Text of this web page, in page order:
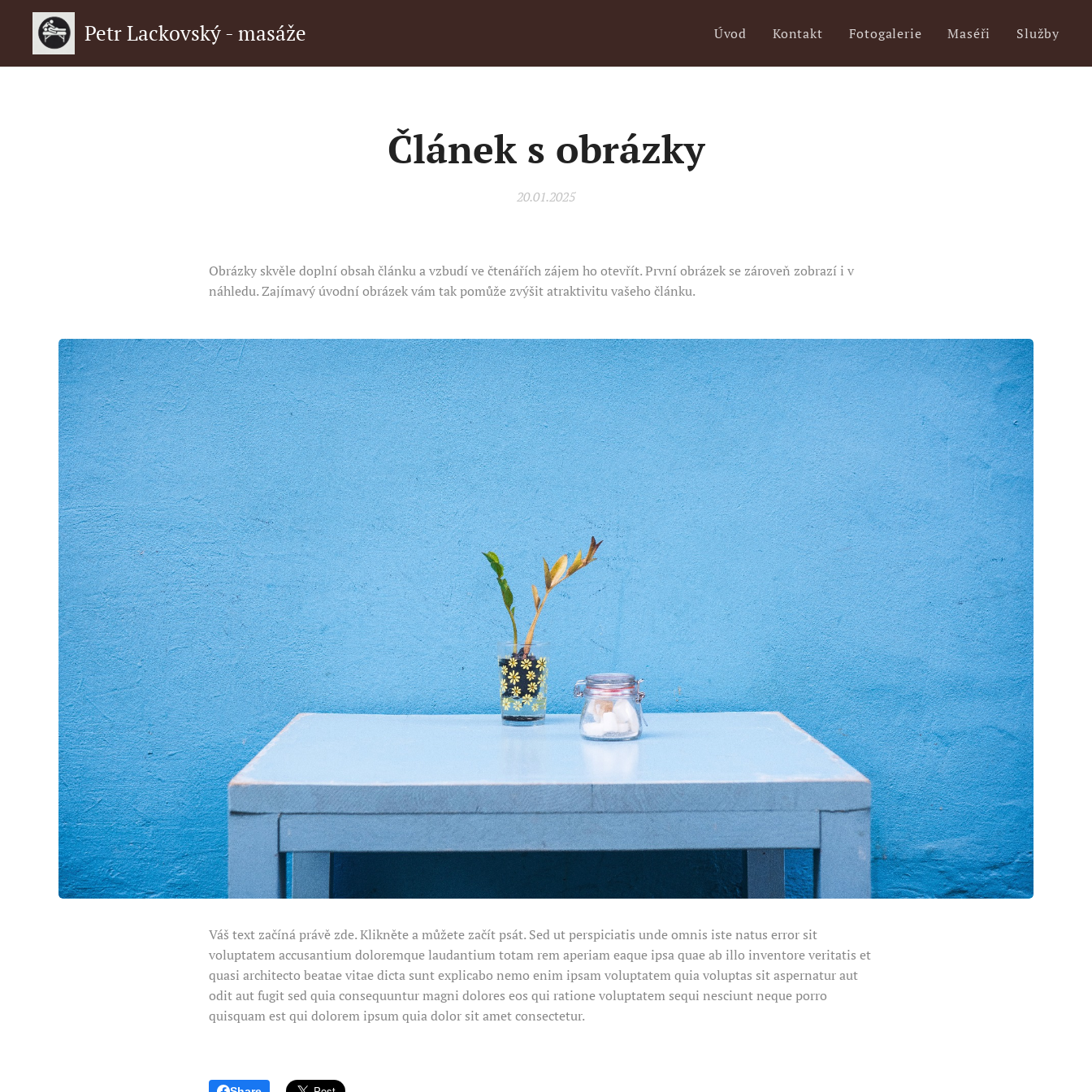
Petr Lackovský - masáže Úvod Kontakt Fotogalerie Maséři Služby
Článek s obrázky
20.01.2025
Obrázky skvěle doplní obsah článku a vzbudí ve čtenářích zájem ho otevřít. První obrázek se zároveň zobrazí i v
náhledu. Zajímavý úvodní obrázek vám tak pomůže zvýšit atraktivitu vašeho článku.
Váš text začíná právě zde. Klikněte a můžete začít psát. Sed ut perspiciatis unde omnis iste natus error sit
voluptatem accusantium doloremque laudantium totam rem aperiam eaque ipsa quae ab illo inventore veritatis et
quasi architecto beatae vitae dicta sunt explicabo nemo enim ipsam voluptatem quia voluptas sit aspernatur aut
odit aut fugit sed quia consequuntur magni dolores eos qui ratione voluptatem sequi nesciunt neque porro
quisquam est qui dolorem ipsum quia dolor sit amet consectetur.